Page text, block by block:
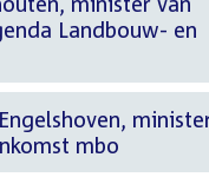
Landbouw- en
mbo